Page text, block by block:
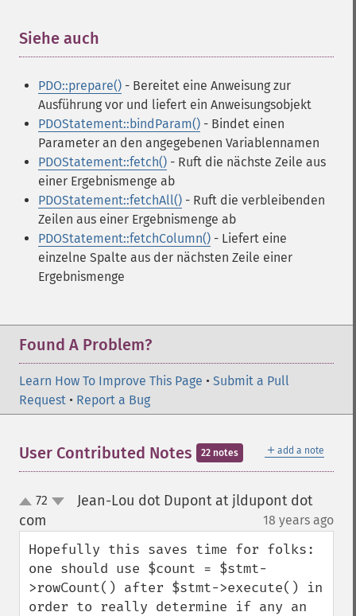
Siehe auch
PDO::prepare() - Bereitet eine Anweisung zur
Ausführung vor und liefert ein Anweisungsobjekt
PDOStatement::bindParam() - Bindet einen
Parameter an den angegebenen Variablennamen
PDOStatement::fetch() - Ruft die nächste Zeile aus
einer Ergebnismenge ab
PDOStatement::fetchAll() - Ruft die verbleibenden
Zeilen aus einer Ergebnismenge ab
PDOStatement::fetchColumn() - Liefert eine
einzelne Spalte aus der nächsten Zeile einer
Ergebnismenge
Found A Problem?
Learn How To Improve This Page • Submit a Pull
Request • Report a Bug
＋ add a note
User Contributed Notes 22 notes
up72
Jean-Lou dot Dupont at jldupont dot
com
18 years ago
Hopefully this saves time for folks:
one should use $count = $stmt-
>rowCount() after $stmt->execute() in
order to really determine if any an